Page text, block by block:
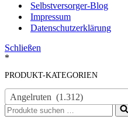
Selbstversorger-Blog
Impressum
Datenschutzerklärung
Schließen
*
PRODUKT-KATEGORIEN
Angelruten (1.312)
Suchen
nach …